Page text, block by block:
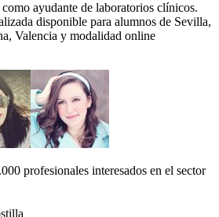
ayudante de laboratorios clínicos.
disponible para alumnos de Sevilla,
Valencia y modalidad online
profesionales interesados en el sector